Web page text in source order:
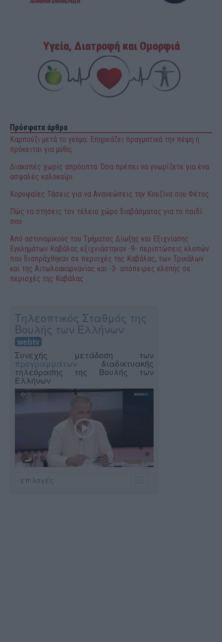
Πρόσφατα άρθρα
Καρπούζι μετά το γεύμα: Επηρεάζει πραγματικά την πέψη ή
πρόκειται για μύθο;
Διακοπές χωρίς απρόοπτα: Όσα πρέπει να γνωρίζετε για ένα
ασφαλές καλοκαίρι
Κορυφαίες Τάσεις για να Ανανεώσεις την Κουζίνα σου Φέτος
Πώς να στήσεις τον τέλειο χώρο διαβάσματος για το παιδί
σου
Από αστυνομικούς του Τμήματος Δίωξης και Εξιχνίασης
Εγκλημάτων Καβάλας εξιχνιάστηκαν -9- περιπτώσεις κλοπών
που διαπράχθηκαν σε περιοχές της Καβάλας, των Τρικάλων
και της Αιτωλοακαρνανίας και -3- απόπειρες κλοπής σε
περιοχές της Καβάλας